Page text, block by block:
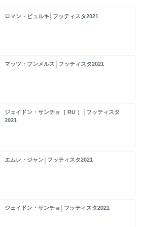
ロマン・ビュルキ│フッティスタ2021
マッツ・フンメルス│フッティスタ2021
ジェイドン・サンチョ［ RU ］│フッティスタ
2021
エムレ・ジャン│フッティスタ2021
ジェイドン・サンチョ│フッティスタ2021